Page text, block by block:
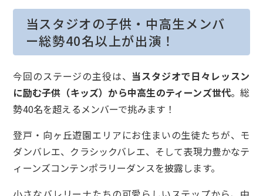
当スタジオの子供・中高生メンバ
ー総勢40名以上が出演！
今回のステージの主役は、 当スタジオで日々レッスン
に励む子供（キッズ）から中高生のティーンズ世代。総
勢40名を超えるメンバーで挑みます！
登戸・向ヶ丘遊園エリアにお住まいの生徒たちが、モ
ダンバレエ、クラシックバレエ、そして表現力豊かなテ
ィーンズコンテンポラリーダンスを披露します。